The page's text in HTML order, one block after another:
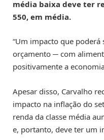
média baixa deve ter
550, em média.
“Um impacto que
orçamento ─ com
positivamente a
Apesar disso, Carvalho
impacto na inflação do
renda da classe média
e, portanto, deve ter um